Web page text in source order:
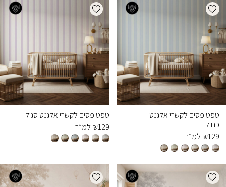
Add wishlist
טפט פסים לקשרי אלגנט
כחול
₪129 למ״ר
Add wishlist
טפט פסים לקשרי אלגנט סגול
₪129 למ״ר
Add wishlist
Add wishlist